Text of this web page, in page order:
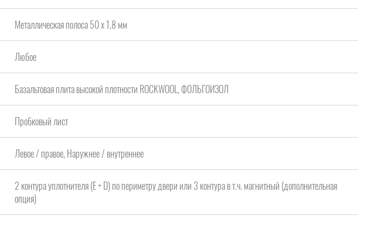
Металлическая полоса 50 х 1,8 мм
Любое
Базальтовая плита высокой плотности ROCKWOOL, ФОЛЬГОИЗОЛ
Пробковый лист
Левое / правое, Наружнее / внутреннее
2 контура уплотнителя (Е + D) по периметру двери или 3 контура в т.ч. магнитный (дополнительная
опция)